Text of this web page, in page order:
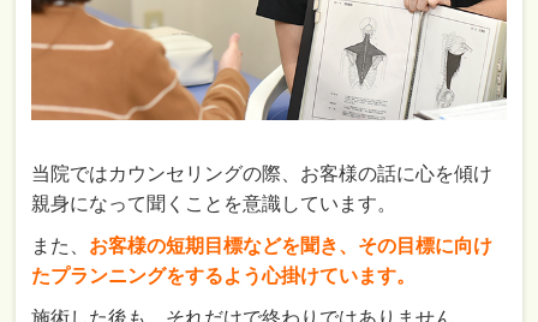
当院ではカウンセリングの際、お客様の話に心を傾け
親身になって聞くことを意識しています。
また、 お客様の短期目標などを聞き、その目標に向け
たプランニングをするよう心掛けています。
施術した後も、それだけで終わりではありません。